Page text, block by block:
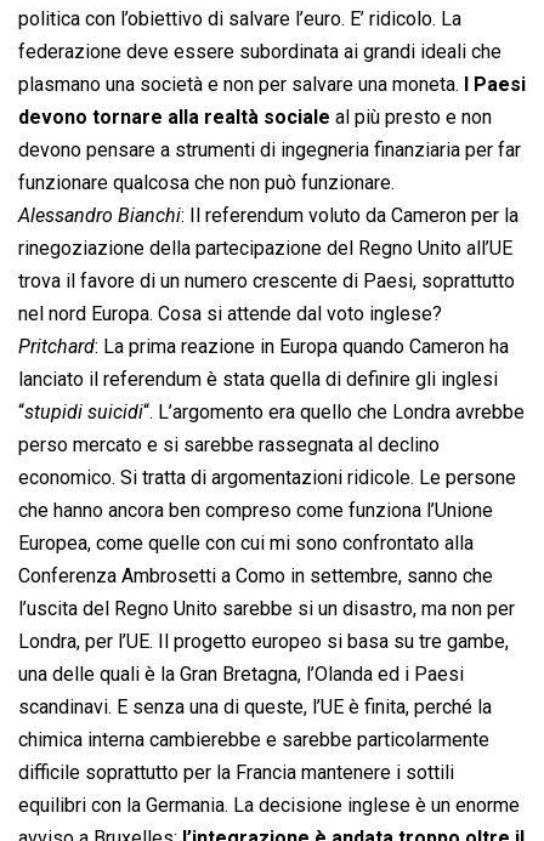
politica con l’obiettivo di salvare l’euro. E’ ridicolo. La
federazione deve essere subordinata ai grandi ideali che
plasmano una società e non per salvare una moneta.
I Paesi
devono tornare alla realtà sociale al più presto e non
devono pensare a strumenti di ingegneria finanziaria per far
funzionare qualcosa che non può funzionare.
Alessandro Bianchi: Il referendum voluto da Cameron per la
rinegoziazione della partecipazione del Regno Unito all’UE
trova il favore di un numero crescente di Paesi, soprattutto
nel nord Europa. Cosa si attende dal voto inglese?
Pritchard: La prima reazione in Europa quando Cameron ha
lanciato il referendum è stata quella di definire gli inglesi
“stupidi suicidi“. L’argomento era quello che Londra avrebbe
perso mercato e si sarebbe rassegnata al declino
economico. Si tratta di argomentazioni ridicole. Le persone
che hanno ancora ben compreso come funziona l’Unione
Europea, come quelle con cui mi sono confrontato alla
Conferenza Ambrosetti a Como in settembre, sanno che
l’uscita del Regno Unito sarebbe si un disastro, ma non per
Londra, per l’UE. Il progetto europeo si basa su tre gambe,
una delle quali è la Gran Bretagna, l’Olanda ed i Paesi
scandinavi. E senza una di queste, l’UE è finita, perché la
chimica interna cambierebbe e sarebbe particolarmente
difficile soprattutto per la Francia mantenere i sottili
equilibri con la Germania. La decisione inglese è un enorme